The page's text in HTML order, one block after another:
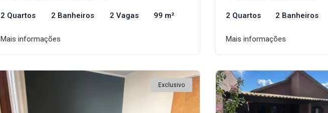
2 Quartos 2 Banheiros 2 Vagas 99 m²
Mais informações
2 Quartos 2 Banheiros
Mais informações
Exclusivo